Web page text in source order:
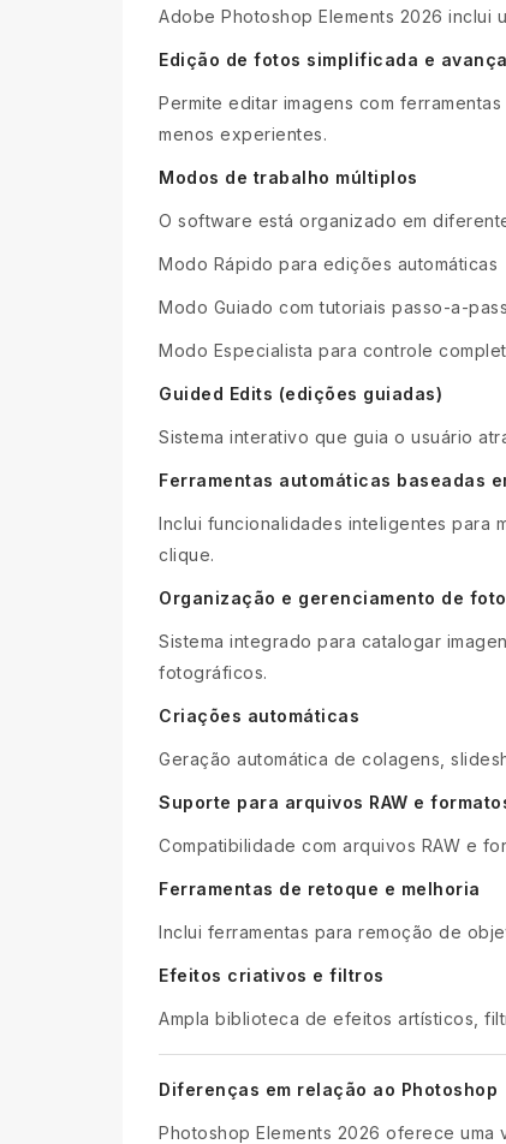
Adobe Photoshop Elements 2026 inclui
Edição de fotos simplificada e
Permite editar imagens com
menos experientes.
Modos de trabalho múltiplos
O software está organizado em
Modo Rápido para edições automáticas
Modo Guiado com tutoriais passo-a-
Modo Especialista para controle
Guided Edits (edições guiadas)
Sistema interativo que guia o usuário
Ferramentas automáticas baseadas
Inclui funcionalidades inteligentes para
clique.
Organização e gerenciamento de
Sistema integrado para catalogar
fotográficos.
Criações automáticas
Geração automática de colagens,
Suporte para arquivos RAW e
Compatibilidade com arquivos RAW e
Ferramentas de retoque e melhoria
Inclui ferramentas para remoção de
Efeitos criativos e filtros
Ampla biblioteca de efeitos artísticos,
Diferenças em relação ao Photoshop
Photoshop Elements 2026 oferece